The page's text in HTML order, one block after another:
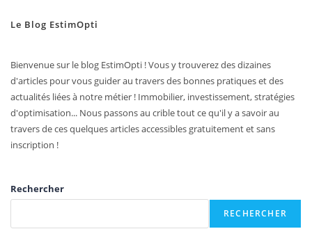
Le Blog EstimOpti
Bienvenue sur le blog EstimOpti ! Vous y trouverez des dizaines
d'articles pour vous guider au travers des bonnes pratiques et des
actualités liées à notre métier ! Immobilier, investissement, stratégies
d'optimisation... Nous passons au crible tout ce qu'il y a savoir au
travers de ces quelques articles accessibles gratuitement et sans
inscription !
Rechercher
RECHERCHER